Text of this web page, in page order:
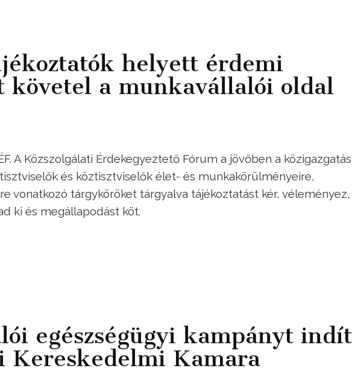
helyett érdemi
követel a munkavállalói oldal
A Közszolgálati Érdekegyeztető Fórum a jövőben a
és köztisztviselők élet- és munkakörülményeire,
vonatkozó tárgyköröket tárgyalva tájékoztatást kér, véleményez,
ki és megállapodást köt.
egészségügyi kampányt
Kereskedelmi Kamara